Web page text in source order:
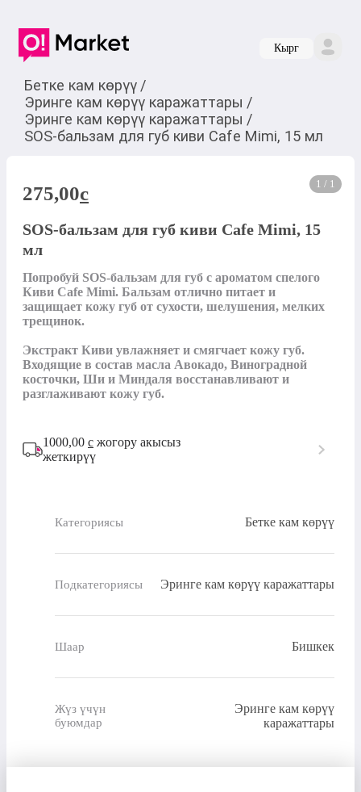
Кырг
Бетке кам көрүү /
Эринге кам көрүү каражаттары /
Эринге кам көрүү каражаттары /
SOS-бальзам для губ киви Cafe Mimi, 15 мл
1 / 1
275,00c
SOS-бальзам для губ киви Cafe Mimi, 15
мл
Попробуй SOS-бальзам для губ с ароматом спелого
Киви Cafe Mimi. Бальзам отлично питает и
защищает кожу губ от сухости, шелушения, мелких
трещинок.
Экстракт Киви увлажняет и смягчает кожу губ.
Входящие в состав масла Авокадо, Виноградной
косточки, Ши и Миндаля восстанавливают и
разглаживают кожу губ.
1000,00 с жогору акысыз
жеткирүү
Категориясы Бетке кам көрүү
Подкатегориясы Эринге кам көрүү каражаттары
Шаар Бишкек
Жүз үчүн
буюмдар
Эринге кам көрүү
каражаттары